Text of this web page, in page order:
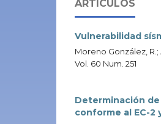
ARTÍCULOS
Vulnerabilidad
Moreno González,
Vol. 60 Num. 251
Determinación
conforme al EC-2